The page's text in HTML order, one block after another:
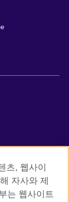
츠, 웹사이
자사와 제
는 웹사이트